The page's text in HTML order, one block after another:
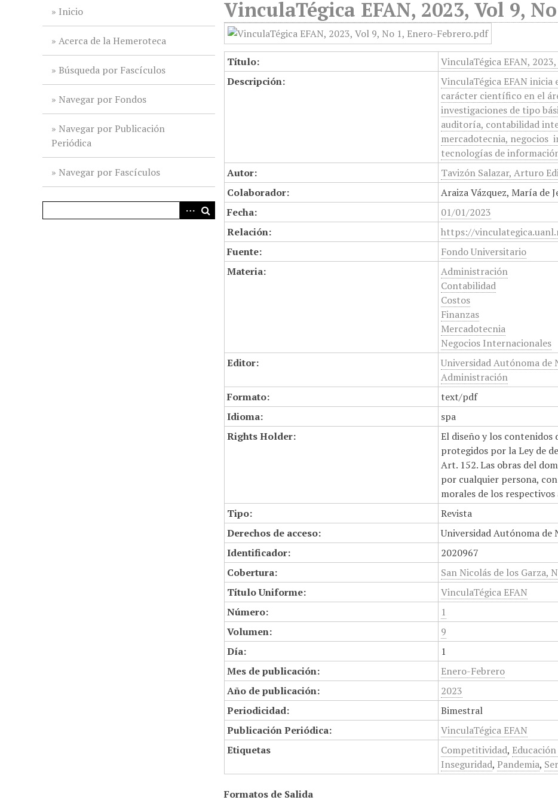
Inicio
Acerca de la Hemeroteca
Búsqueda por Fascículos
Navegar por Fondos
Navegar por Publicación
Periódica
Navegar por Fascículos
VinculaTégica EFAN, 2023, Vol 9,
Título:
VinculaTégica EFAN,
Descripción:
VinculaTégica EFAN
carácter científico en el
investigaciones de tipo
auditoría, contabilidad
mercadotecnia, negocios
tecnologías de
Autor:
Tavizón Salazar, Arturo
Colaborador:
Araiza Vázquez, María de
Fecha:
01/01/2023
Relación:
https://
Fuente:
Fondo Universitario
Materia:
Administración
Contabilidad
Costos
Finanzas
Mercadotecnia
Negocios Internacionales
Editor:
Universidad Autónoma de
Administración
Formato:
text/pdf
Idioma:
spa
Rights Holder:
El diseño y los contenidos
protegidos por la Ley de
Art. 152. Las obras del
por cualquier persona,
morales de los respectivos
Tipo:
Revista
Derechos de acceso:
Universidad Autónoma de
Identificador:
2020967
Cobertura:
San Nicolás de los Garza,
Título Uniforme:
VinculaTégica EFAN
Número:
1
Volumen:
9
Día:
1
Mes de publicación:
Enero-Febrero
Año de publicación:
2023
Periodicidad:
Bimestral
Publicación Periódica:
VinculaTégica EFAN
Etiquetas
Competitividad,
Inseguridad, Pandemia,
Formatos de Salida